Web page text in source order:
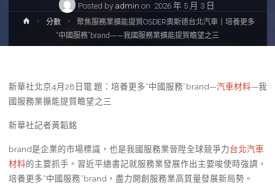
Posted by admin on 2026 年 5 月 3 日
Home分數
聚焦服務業擴能提質OSDER奧斯德台北汽車丨培養更多
“中國服務”brand——我國服務業擴能提質瞻望之三
新華社北京4月28日電 題：培養更多“中國服務”brand—汽車材料—我
國服務業擴能提質瞻望之三
新華社記者黃韜銘
brand是企業的市場標識，也是我國服務業晉陞全球競爭力台北汽車
材料的主要抓手。習近平總書記就服務業發展作出主要唆使時強調，
培養更多“中國服務”brand，盡力開創服務業高質量發展新局勢。